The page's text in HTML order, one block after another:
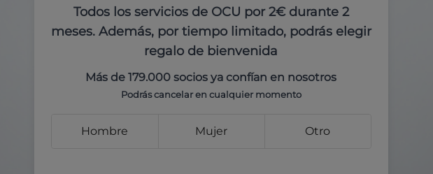
Todos los servicios de OCU por 2€ durante 2
meses. Además, por tiempo limitado, podrás elegir
regalo de bienvenida
Más de 179.000 socios ya confían en nosotros
Podrás cancelar en cualquier momento
Hombre Mujer Otro